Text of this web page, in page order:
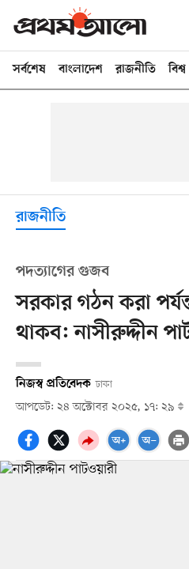
সর্বশেষ বাংলাদেশ রাজনীতি বিশ্ব
রাজনীতি
পদত্যাগের গুজব
সরকার গঠন করা
থাকব: নাসীরুদ্দীন
নিজস্ব প্রতিবেদক ঢাকা
আপডেট: ২৪ অক্টোবর ২০২৫, ১৭: ২৯